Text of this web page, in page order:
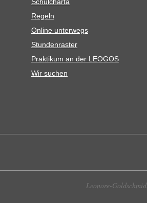
Regeln
Online unter­wegs
Stun­den­ras­ter
Prak­ti­kum an der LEOGOS
Wir suchen
Leonore-